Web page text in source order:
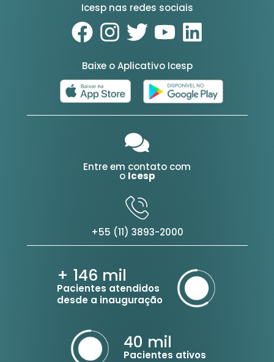
Icesp nas redes sociais
Baixe o Aplicativo Icesp
Entre em contato com
o Icesp
+55 (11) 3893-2000
+ 146 mil
Pacientes atendidos
desde a inauguração
40 mil
Pacientes ativos